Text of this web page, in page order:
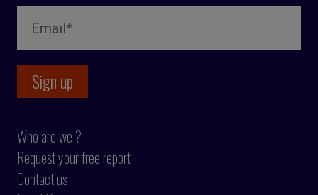
Who are we ?
Request your free report
Contact us